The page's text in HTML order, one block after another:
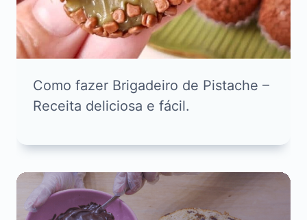
Como fazer Brigadeiro de Pistache –
Receita deliciosa e fácil.